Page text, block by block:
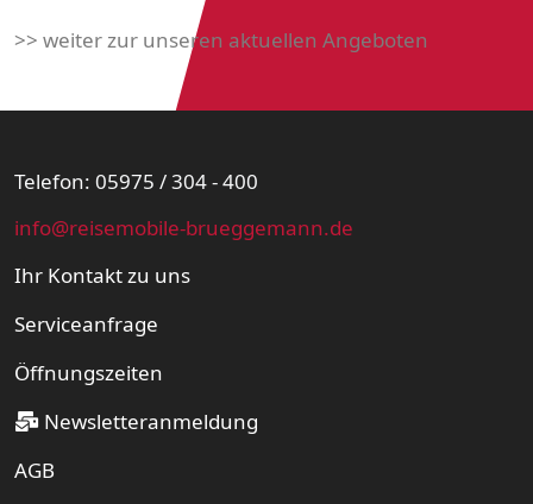
>> weiter zur unseren aktuellen Angeboten
Telefon: 05975 / 304 - 400
info@reisemobile-brueggemann.de
Ihr Kontakt zu uns
Serviceanfrage
Öffnungszeiten
Newsletteranmeldung
AGB